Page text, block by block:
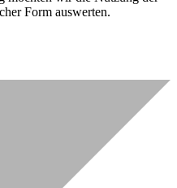
Form auswerten.